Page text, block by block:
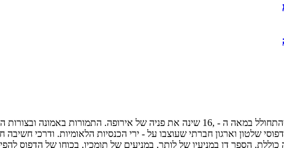
הקרע הגדול בנצרות המערבית, שהתחולל במאה ה - ,16 שינה את פניה
שלטון וארגון חברתי שעוצבו על - ירי הכנסיות הלאומיות. ודרכי
הספר דן במניעיו של לותר, במניעים של תומכיו, בכוחו של הדפוס